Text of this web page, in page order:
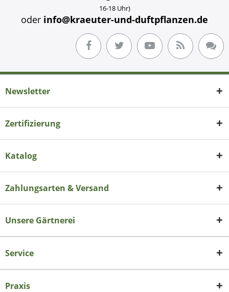
16-18 Uhr)
oder info@kraeuter-und-duftpflanzen.de
Newsletter
Zertifizierung
Katalog
Zahlungsarten & Versand
Unsere Gärtnerei
Service
Praxis